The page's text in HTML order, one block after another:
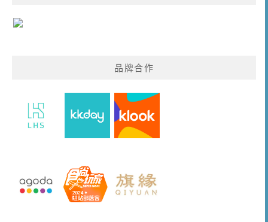
品牌合作